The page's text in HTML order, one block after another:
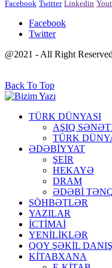
Facebook Twitter Linkedin
Facebook
Twitter
@2021 - All Right
Back To Top
TÜRK DÜNYASI
AŞIQ
TÜRK
ƏDƏBİYYAT
ŞEİR
HEKAYƏ
DRAM
ƏDƏBİ
SÖHBƏTLƏR
YAZILAR
İCTİMAİ
YENİLİKLƏR
QOY ŞƏKİL
KİTABXANA